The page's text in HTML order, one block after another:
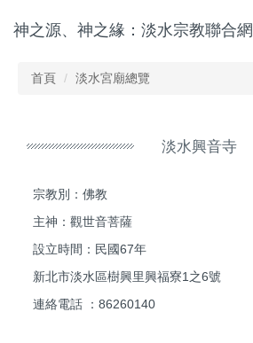
到
神之源、神之緣：淡水宗教聯合網
首頁 淡水宮廟總覽
淡水興音寺
宗教別：佛教
主神：觀世音菩薩
設立時間：民國67年
新北市淡水區樹興里興福寮1之6號
連絡電話 ：86260140